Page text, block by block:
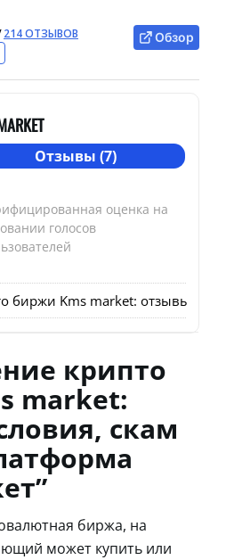
214 ОТЗЫВОВ
Обзор
Отзывы (7)
оценка на
голосов
биржи Kms market: отзывы,
крипто
market:
скам
биржа, на
может купить или